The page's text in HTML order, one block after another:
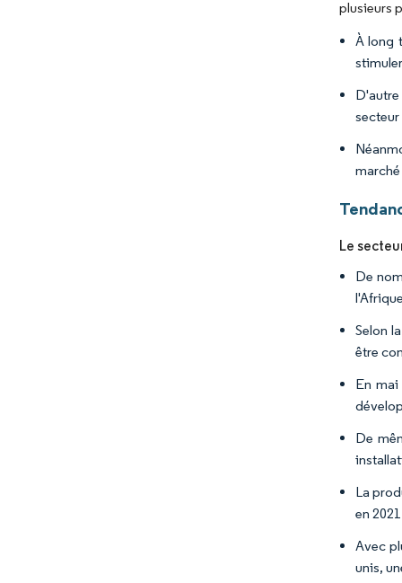
plusieurs
À long
Le
De
Selon
être
En
De
La
en
Avec
unis,